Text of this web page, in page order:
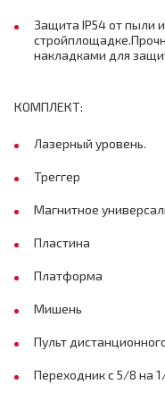
Защита IP54 от пыли
накладками для
КОМПЛЕКТ:
Лазерный уровень.
Треггер
Магнитное
Пластина
Платформа
Мишень
Пульт
Переходник с 5/8 на